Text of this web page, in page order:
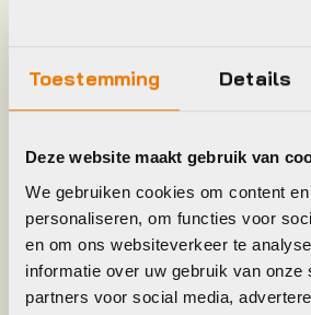
Toestemming Details
Deze website maakt gebruik van
We gebruiken cookies om content
personaliseren, om functies voor
en om ons websiteverkeer te
informatie over uw gebruik van onze
partners voor social media,
Plaatsbepaling
Merk
Jaar
Maat